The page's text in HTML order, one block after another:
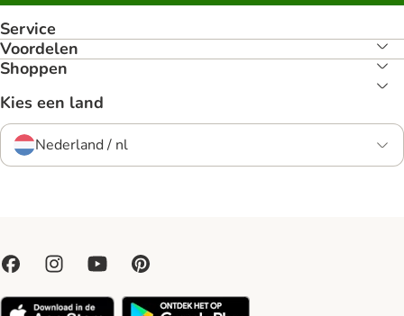
Service
Voordelen
Shoppen
Kies een land
Nederland / nl